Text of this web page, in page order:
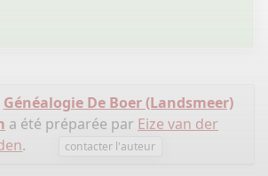
Généalogie De Boer (Landsmeer)
a été préparée par Eize van der
. contacter l'auteur